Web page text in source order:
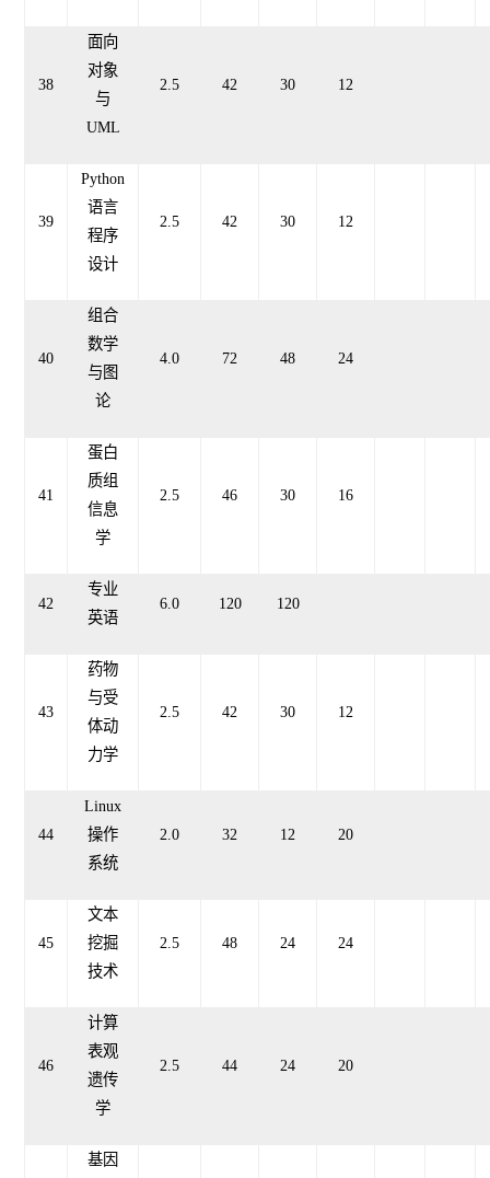
38
面向
对象
与
UML
2.5 42 30 12
39
Python
语言
程序
设计
2.5 42 30 12
40
组合
数学
与图
论
4.0 72 48 24
41
蛋白
质组
信息
学
2.5 46 30 16
42
专业
英语
6.0 120 120
43
药物
与受
体动
力学
2.5 42 30 12
44
Linux
操作
系统
2.0 32 12 20
45
文本
挖掘
技术
2.5 48 24 24
46
计算
表观
遗传
学
2.5 44 24 20
基因